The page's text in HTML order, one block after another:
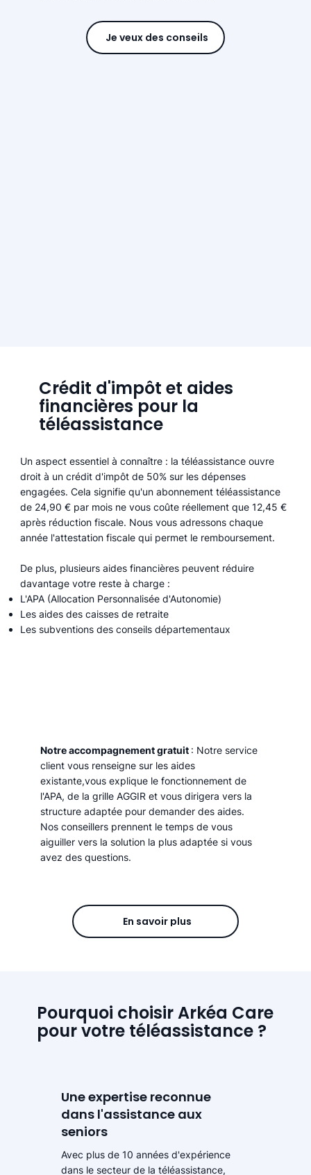
Je veux des conseils
Crédit d'impôt et aides
financières pour la
téléassistance
Un aspect essentiel à connaître : la téléassistance ouvre
droit à un crédit d'impôt de 50% sur les dépenses
engagées. Cela signifie qu'un abonnement téléassistance
de 24,90 € par mois ne vous coûte réellement que 12,45 €
après réduction fiscale. Nous vous adressons chaque
année l'attestation fiscale qui permet le remboursement.
De plus, plusieurs aides financières peuvent réduire
davantage votre reste à charge :
L'APA (Allocation Personnalisée d'Autonomie)
Les aides des caisses de retraite
Les subventions des conseils départementaux
Notre accompagnement gratuit : Notre service
client vous renseigne sur les aides
existante,vous explique le fonctionnement de
l'APA, de la grille AGGIR et vous dirigera vers la
structure adaptée pour demander des aides.
Nos conseillers prennent le temps de vous
aiguiller vers la solution la plus adaptée si vous
avez des questions.
En savoir plus
Pourquoi choisir Arkéa Care
pour votre téléassistance ?
Une expertise reconnue
dans l'assistance aux
seniors
Avec plus de 10 années d'expérience
dans le secteur de la téléassistance,